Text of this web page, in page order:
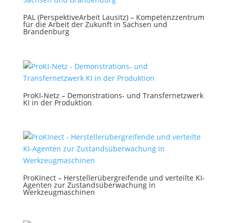
PAL (PerspektiveArbeit Lausitz) – Kompetenzzentrum
für die Arbeit der Zukunft in Sachsen und
Brandenburg
ProKI-Netz – Demonstrations- und Transfernetzwerk
KI in der Produktion
ProKInect – Herstellerübergreifende und verteilte KI-
Agenten zur Zustandsüberwachung in
Werkzeugmaschinen